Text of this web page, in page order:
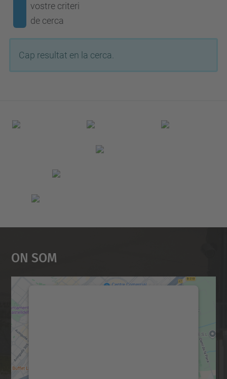
vostre criteri
de cerca
Cap resultat en la cerca.
On Som